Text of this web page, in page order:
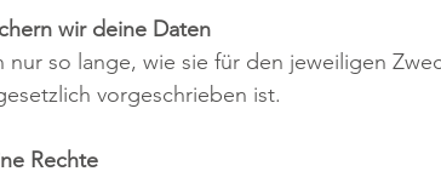
wir deine Daten
so lange, wie sie für den jeweiligen
vorgeschrieben ist.
Rechte